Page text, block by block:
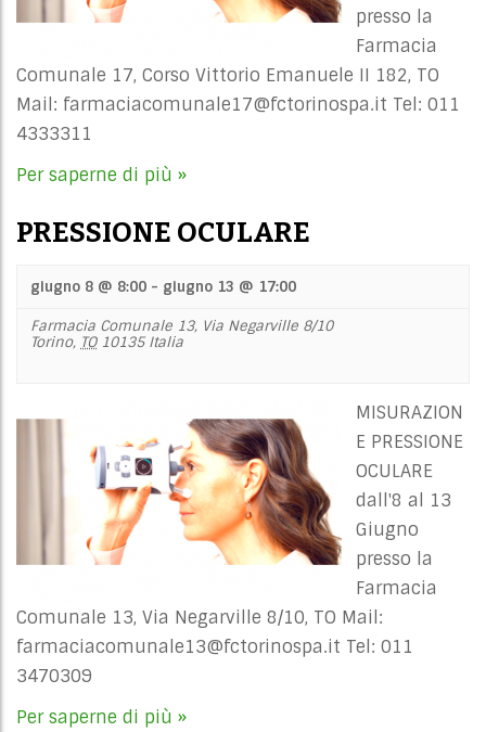
presso la
Farmacia
Comunale 17, Corso Vittorio Emanuele II 182, TO
Mail: farmaciacomunale17@fctorinospa.it Tel: 011
4333311
Per saperne di più »
PRESSIONE OCULARE
giugno 8 @ 8:00 - giugno 13 @ 17:00
Farmacia Comunale 13, Via Negarville 8/10
Torino, TO 10135 Italia
MISURAZION
E PRESSIONE
OCULARE
dall'8 al 13
Giugno
presso la
Farmacia
Comunale 13, Via Negarville 8/10, TO Mail:
farmaciacomunale13@fctorinospa.it Tel: 011
3470309
Per saperne di più »